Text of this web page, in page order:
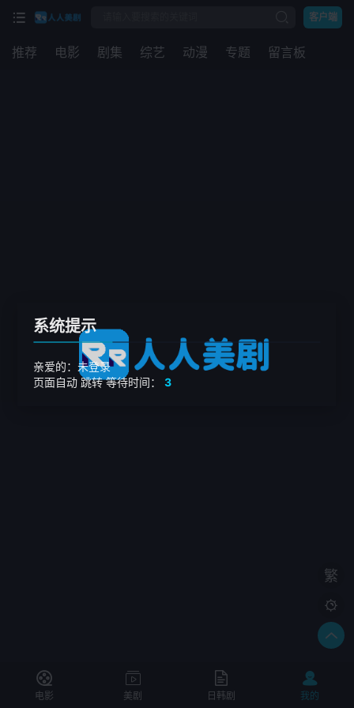
客户端
推荐 电影 剧集 综艺 动漫 专题 留言板
系统提示
亲爱的：未登录
页面自动 跳转等待时间：3
繁

电影 美剧 日韩剧 我的